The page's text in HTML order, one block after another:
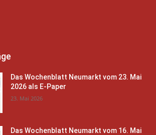
Das Wochenblatt Neumarkt vom 23. Mai
2026 als E-Paper
23. Mai 2026
Das Wochenblatt Neumarkt vom 16. Mai